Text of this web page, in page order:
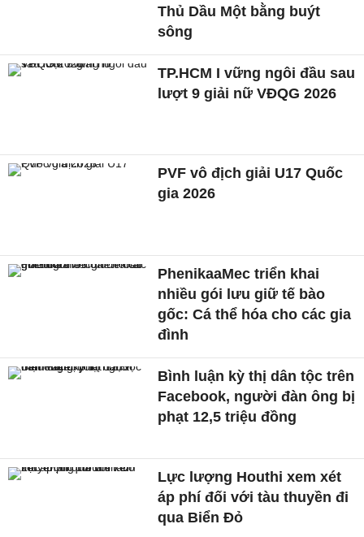
Thủ Dầu Một bằng buýt
sông
TP.HCM I vững ngôi đầu sau
lượt 9 giải nữ VĐQG 2026
PVF vô địch giải U17 Quốc
gia 2026
PhenikaaMec triển khai
nhiều gói lưu giữ tế bào
gốc: Cá thể hóa cho các gia
đình
Bình luận kỳ thị dân tộc trên
Facebook, người đàn ông bị
phạt 12,5 triệu đồng
Lực lượng Houthi xem xét
áp phí đối với tàu thuyền đi
qua Biển Đỏ